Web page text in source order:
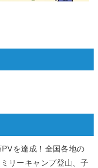
PVを達成！全国各地の
リーキャンプ登山、子